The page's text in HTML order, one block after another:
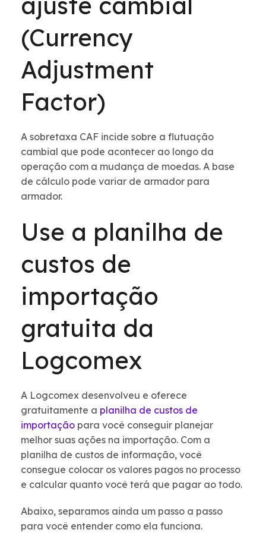
(Currency
Adjustment
Factor)
A sobretaxa CAF incide sobre a flutuação
cambial que pode acontecer ao longo da
operação com a mudança de moedas. A base
de cálculo pode variar de armador para
armador.
Use a planilha de
custos de
importação
gratuita da
Logcomex
A Logcomex desenvolveu e oferece
gratuitamente a planilha de custos de
importação para você conseguir planejar
melhor suas ações na importação. Com a
planilha de custos de informação, você
consegue colocar os valores pagos no processo
e calcular quanto você terá que pagar ao todo.
Abaixo, separamos ainda um passo a passo
para você entender como ela funciona.